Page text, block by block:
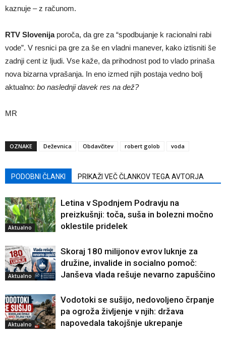
kaznuje – z računom.
RTV Slovenijaporoča, da gre za “spodbujanje k racionalni rabi
vode”. V resnici pa gre za še en vladni manever, kako iztisniti še
zadnji cent iz ljudi. Vse kaže, da prihodnost pod to vlado prinaša
nova bizarna vprašanja. In eno izmed njih postaja vedno bolj
aktualno: bo naslednji davek res na dež?
MR
OZNAKE Deževnica Obdavčitev robert golob voda
PODOBNI ČLANKI PRIKAŽI VEČ ČLANKOV TEGA AVTORJA
Aktualno
Letina v Spodnjem Podravju na
preizkušnji: toča, suša in bolezni močno
oklestile pridelek
Aktualno
Skoraj 180 milijonov evrov luknje za
družine, invalide in socialno pomoč:
Janševa vlada rešuje nevarno zapuščino
Aktualno
Vodotoki se sušijo, nedovoljeno črpanje
pa ogroža življenje v njih: država
napovedala takojšnje ukrepanje